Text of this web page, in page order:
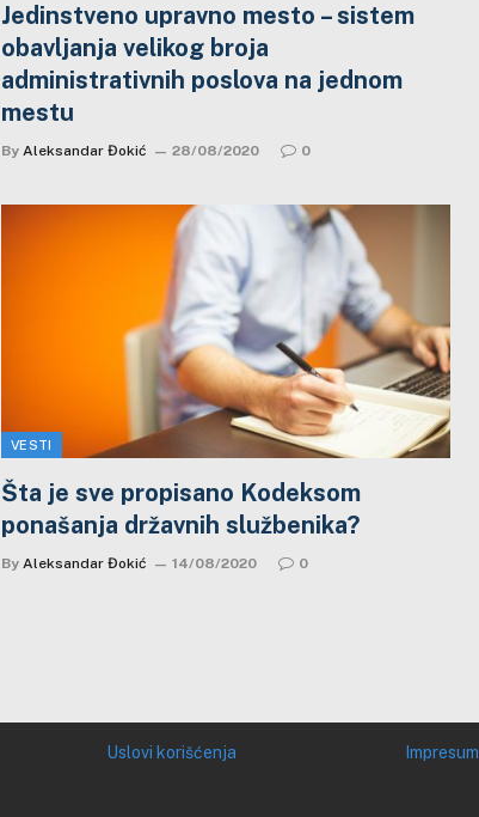
Jedinstveno upravno mesto – sistem
obavljanja velikog broja
administrativnih poslova na jednom
mestu
By Aleksandar Đokić 28/08/2020 0
VESTI
Šta je sve propisano Kodeksom
ponašanja državnih službenika?
By Aleksandar Đokić 14/08/2020 0
Uslovi korišćenja Impresum